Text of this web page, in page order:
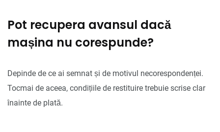
Pot recupera avansul dacă
mașina nu corespunde?
Depinde de ce ai semnat și de motivul necorespondenței.
Tocmai de aceea, condițiile de restituire trebuie scrise clar
înainte de plată.